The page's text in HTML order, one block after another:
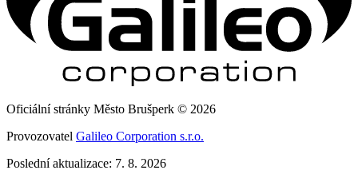
Oficiální stránky Město Brušperk © 2026
Provozovatel Galileo Corporation s.r.o.
Poslední aktualizace: 7. 8. 2026